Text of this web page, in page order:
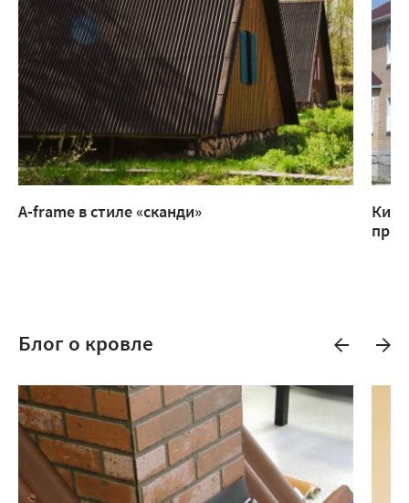
A-frame в стиле «сканди»
Блог о кровле